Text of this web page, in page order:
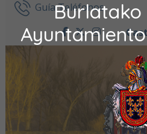
Ir al contenidoGuía Teléfonos
facebook
twitter